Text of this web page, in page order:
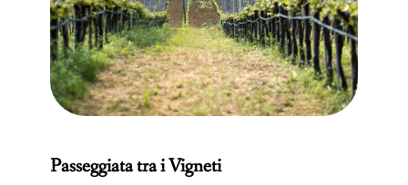
Passeggiata tra i Vigneti